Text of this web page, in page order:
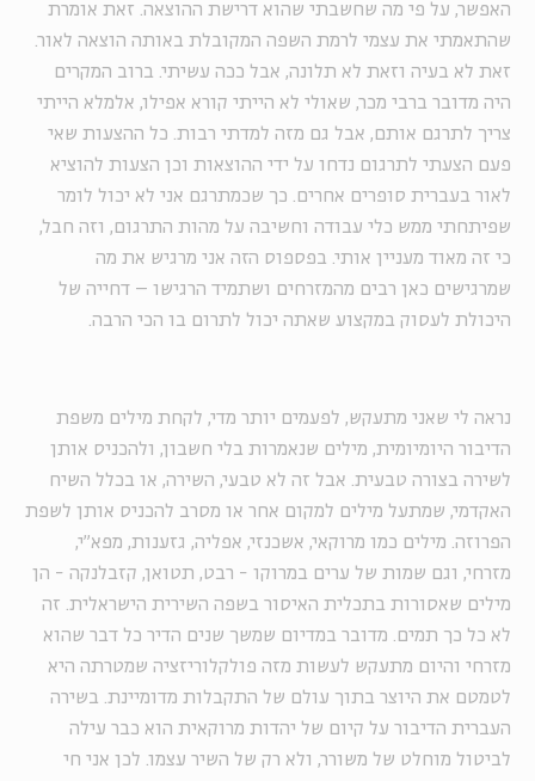
האפשר, על פי מה שחשבתי שהוא דרישת ההוצאה. זאת אומרת
שהתאמתי את עצמי לרמת השפה המקובלת באותה הוצאה לאור.
זאת לא בעיה וזאת לא תלונה, אבל ככה עשיתי. ברוב המקרים
היה מדובר ברבי מכר, שאולי לא הייתי קורא אפילו, אלמלא הייתי
צריך לתרגם אותם, אבל גם מזה למדתי רבות. כל ההצעות שאי
פעם הצעתי לתרגום נדחו על ידי ההוצאות וכן הצעות להוציא
לאור בעברית סופרים אחרים. כך שכמתרגם אני לא יכול לומר
שפיתחתי ממש כלי עבודה וחשיבה על מהות התרגום, וזה חבל,
כי זה מאוד מעניין אותי. בפספוס הזה אני מרגיש את מה
שמרגישים כאן רבים מהמזרחים ושתמיד הרגישו – דחייה של
היכולת לעסוק במקצוע שאתה יכול לתרום בו הכי הרבה.
נראה לי שאני מתעקש, לפעמים יותר מדי, לקחת מילים משפת
הדיבור היומיומית, מילים שנאמרות בלי חשבון, ולהכניס אותן
לשירה בצורה טבעית. אבל זה לא טבעי, השירה, או בכלל השיח
האקדמי, שמתעל מילים למקום אחר או מסרב להכניס אותן לשפת
הפרוזה. מילים כמו מרוקאי, אשכנזי, אפליה, גזענות, מפא"י,
מזרחי, וגם שמות של ערים במרוקו - רבט, תטואן, קזבלנקה - הן
מילים שאסורות בתכלית האיסור בשפה השירית הישראלית. זה
לא כל כך תמים. מדובר במדיום שמשך שנים הדיר כל דבר שהוא
מזרחי והיום מתעקש לעשות מזה פולקלוריזציה שמטרתה היא
לטמטם את היוצר בתוך עולם של התקבלות מדומיינת. בשירה
העברית הדיבור על קיום של יהדות מרוקאית הוא כבר עילה
לביטול מוחלט של משורר, ולא רק של השיר עצמו. לכן אני חי